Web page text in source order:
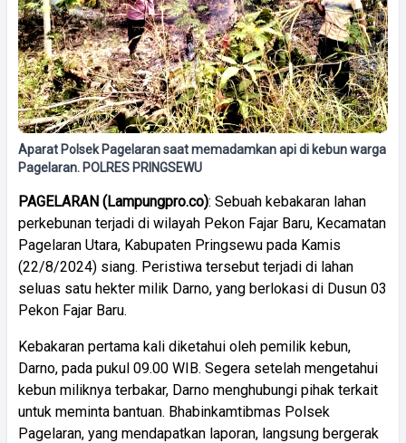
Aparat Polsek Pagelaran saat memadamkan api di kebun warga
Pagelaran. POLRES PRINGSEWU
PAGELARAN (Lampungpro.co): Sebuah kebakaran lahan
perkebunan terjadi di wilayah Pekon Fajar Baru, Kecamatan
Pagelaran Utara, Kabupaten Pringsewu pada Kamis
(22/8/2024) siang. Peristiwa tersebut terjadi di lahan
seluas satu hekter milik Darno, yang berlokasi di Dusun 03
Pekon Fajar Baru.
Kebakaran pertama kali diketahui oleh pemilik kebun,
Darno, pada pukul 09.00 WIB. Segera setelah mengetahui
kebun miliknya terbakar, Darno menghubungi pihak terkait
untuk meminta bantuan. Bhabinkamtibmas Polsek
Pagelaran, yang mendapatkan laporan, langsung bergerak